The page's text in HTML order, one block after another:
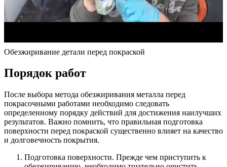
Обезжиривание детали перед покраской
Порядок работ
После выбора метода обезжиривания металла перед
покрасочными работами необходимо следовать
определенному порядку действий для достижения наилучших
результатов. Важно помнить, что правильная подготовка
поверхности перед покраской существенно влияет на качество
и долговечность покрытия.
Подготовка поверхности. Прежде чем приступить к